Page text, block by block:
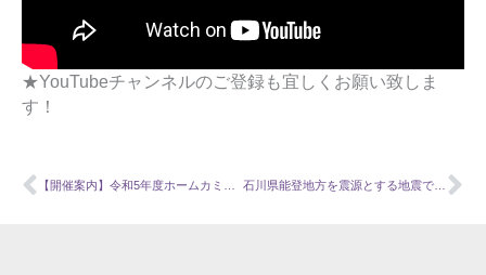
★YouTubeチャンネルのご登録も宜しくお願い致しま
す！
Prev 石川県能登地方を震源とする地震で被災された皆様へ